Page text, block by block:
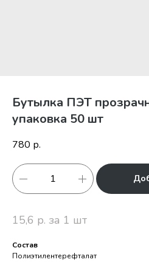
Бутылка ПЭТ
упаковка 50 шт
780 р.
15,6 р. за 1 шт
Состав
Полиэтилентерефталат